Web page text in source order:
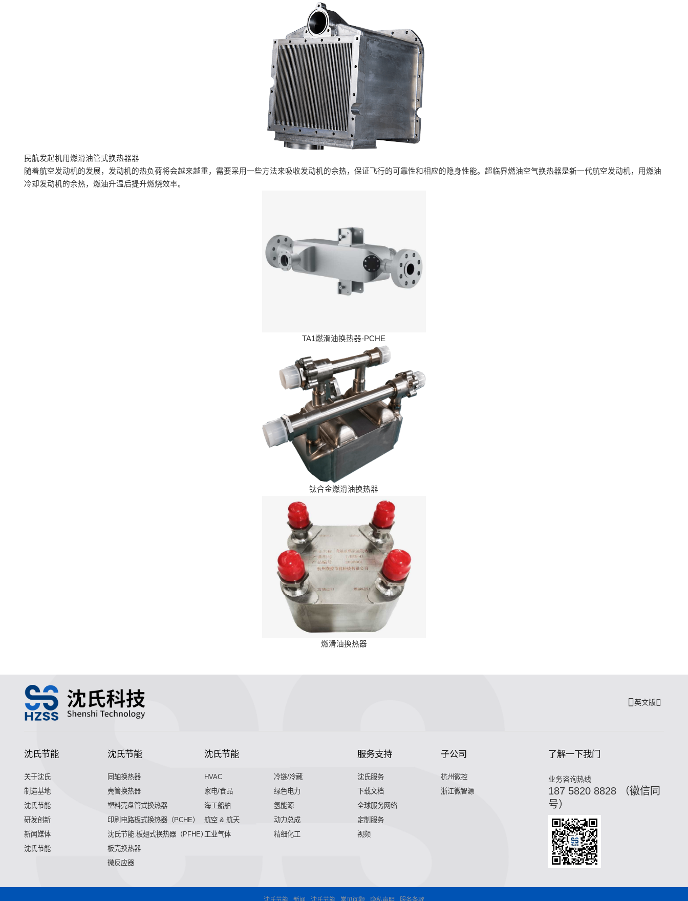
民航发起机用燃滑油管式换热器器
随着航空发动机的发展，发动机的热负荷将会越来越重，需要采用一些方法来吸收发动机的余热，保证飞行的可靠性和相应的隐身性能。超临界燃油空气换热器是新一代航空发动机，用燃油
冷却发动机的余热，燃油升温后提升燃烧效率。
TA1燃滑油换热器-PCHE
钛合金燃滑油换热器
燃滑油换热器
英文版
沈氏节能
关于沈氏
制造基地
沈氏节能
研发创新
新闻媒体
沈氏节能
沈氏节能
同轴换热器
壳管换热器
塑料壳盘管式换热器
印刷电路板式换热器（PCHE）
沈氏节能:板翅式换热器（PFHE）
板壳换热器
微反应器
沈氏节能
HVAC
冷链/冷藏
家电/食品
绿色电力
海工船舶
氢能源
航空 & 航天
动力总成
工业气体
精细化工
服务支持
沈氏服务
下载文档
全球服务网络
定制服务
视频
子公司
杭州微控
浙江微智源
了解一下我门
业务咨询热线
187 5820 8828 （徽信同
号）